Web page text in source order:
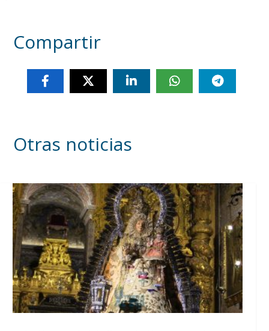
Compartir
Otras noticias